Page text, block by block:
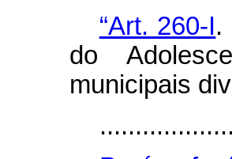
“Art. 260-I.
do
municipais